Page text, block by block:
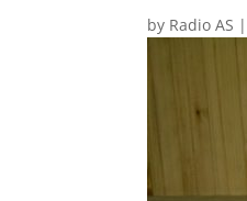
by Radio AS |